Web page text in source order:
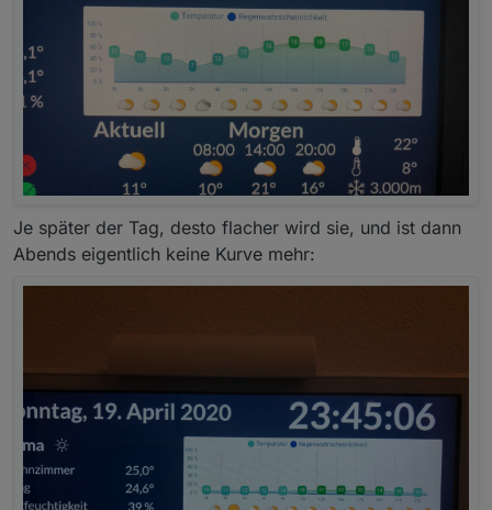
Je später der Tag, desto flacher wird sie, und ist dann
Abends eigentlich keine Kurve mehr: